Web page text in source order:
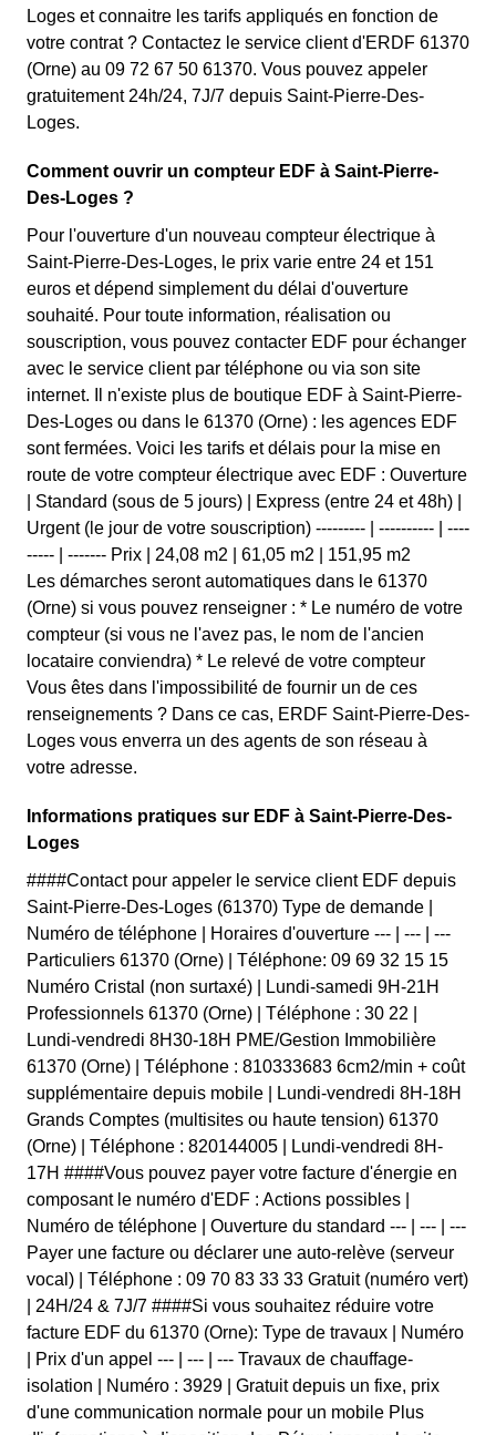
Loges et connaitre les tarifs appliqués en fonction de
votre contrat ? Contactez le service client d'ERDF 61370
(Orne) au 09 72 67 50 61370. Vous pouvez appeler
gratuitement 24h/24, 7J/7 depuis Saint-Pierre-Des-
Loges.
Comment ouvrir un compteur EDF à Saint-Pierre-
Des-Loges ?
Pour l'ouverture d'un nouveau compteur électrique à
Saint-Pierre-Des-Loges, le prix varie entre 24 et 151
euros et dépend simplement du délai d'ouverture
souhaité. Pour toute information, réalisation ou
souscription, vous pouvez contacter EDF pour échanger
avec le service client par téléphone ou via son site
internet. Il n'existe plus de boutique EDF à Saint-Pierre-
Des-Loges ou dans le 61370 (Orne) : les agences EDF
sont fermées. Voici les tarifs et délais pour la mise en
route de votre compteur électrique avec EDF : Ouverture
| Standard (sous de 5 jours) | Express (entre 24 et 48h) |
Urgent (le jour de votre souscription) --------- | ---------- | ----
----- | ------- Prix | 24,08 m2 | 61,05 m2 | 151,95 m2
Les démarches seront automatiques dans le 61370
(Orne) si vous pouvez renseigner : * Le numéro de votre
compteur (si vous ne l'avez pas, le nom de l'ancien
locataire conviendra) * Le relevé de votre compteur
Vous êtes dans l'impossibilité de fournir un de ces
renseignements ? Dans ce cas, ERDF Saint-Pierre-Des-
Loges vous enverra un des agents de son réseau à
votre adresse.
Informations pratiques sur EDF à Saint-Pierre-Des-
Loges
####Contact pour appeler le service client EDF depuis
Saint-Pierre-Des-Loges (61370) Type de demande |
Numéro de téléphone | Horaires d'ouverture --- | --- | ---
Particuliers 61370 (Orne) | Téléphone: 09 69 32 15 15
Numéro Cristal (non surtaxé) | Lundi-samedi 9H-21H
Professionnels 61370 (Orne) | Téléphone : 30 22 |
Lundi-vendredi 8H30-18H PME/Gestion Immobilière
61370 (Orne) | Téléphone : 810333683 6cm2/min + coût
supplémentaire depuis mobile | Lundi-vendredi 8H-18H
Grands Comptes (multisites ou haute tension) 61370
(Orne) | Téléphone : 820144005 | Lundi-vendredi 8H-
17H ####Vous pouvez payer votre facture d'énergie en
composant le numéro d'EDF : Actions possibles |
Numéro de téléphone | Ouverture du standard --- | --- | ---
Payer une facture ou déclarer une auto-relève (serveur
vocal) | Téléphone : 09 70 83 33 33 Gratuit (numéro vert)
| 24H/24 & 7J/7 ####Si vous souhaitez réduire votre
facture EDF du 61370 (Orne): Type de travaux | Numéro
| Prix d'un appel --- | --- | --- Travaux de chauffage-
isolation | Numéro : 3929 | Gratuit depuis un fixe, prix
d'une communication normale pour un mobile Plus